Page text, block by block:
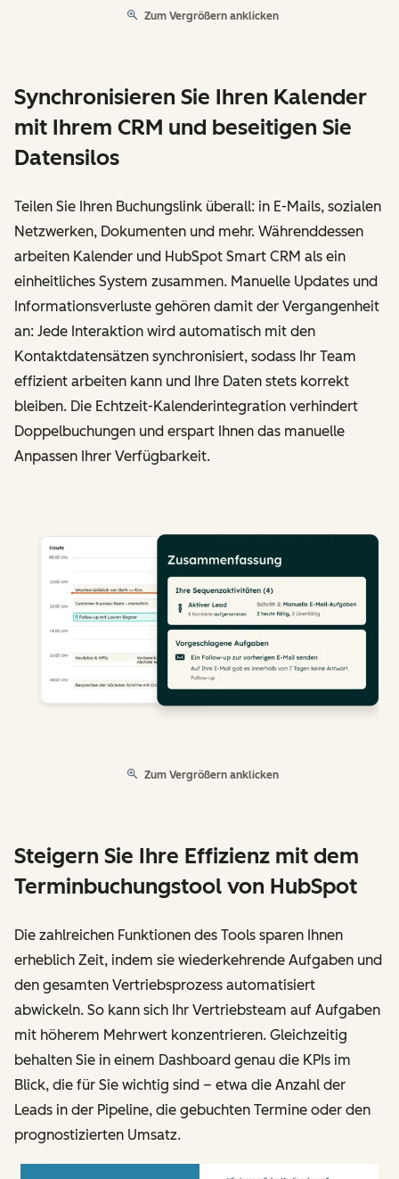
Zum Vergrößern anklicken
Synchronisieren Sie Ihren Kalender
mit Ihrem CRM und beseitigen Sie
Datensilos
Teilen Sie Ihren Buchungslink überall: in E-Mails, sozialen
Netzwerken, Dokumenten und mehr. Währenddessen
arbeiten Kalender und HubSpot Smart CRM als ein
einheitliches System zusammen. Manuelle Updates und
Informationsverluste gehören damit der Vergangenheit
an: Jede Interaktion wird automatisch mit den
Kontaktdatensätzen synchronisiert, sodass Ihr Team
effizient arbeiten kann und Ihre Daten stets korrekt
bleiben. Die Echtzeit-Kalenderintegration verhindert
Doppelbuchungen und erspart Ihnen das manuelle
Anpassen Ihrer Verfügbarkeit.
Zum Vergrößern anklicken
Steigern Sie Ihre Effizienz mit dem
Terminbuchungstool von HubSpot
Die zahlreichen Funktionen des Tools sparen Ihnen
erheblich Zeit, indem sie wiederkehrende Aufgaben und
den gesamten Vertriebsprozess automatisiert
abwickeln. So kann sich Ihr Vertriebsteam auf Aufgaben
mit höherem Mehrwert konzentrieren. Gleichzeitig
behalten Sie in einem Dashboard genau die KPIs im
Blick, die für Sie wichtig sind – etwa die Anzahl der
Leads in der Pipeline, die gebuchten Termine oder den
prognostizierten Umsatz.